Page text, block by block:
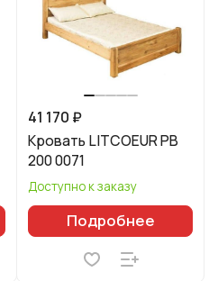
41 170 ₽
Кровать LITCOEUR PB
200 0071
Доступно к заказу
Подробнее